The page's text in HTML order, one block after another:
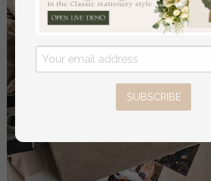
SUBSCRIBE